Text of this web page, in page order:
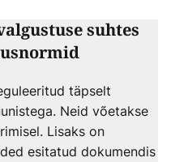
suhtes
täpselt
Neid võetakse
Lisaks on
esitatud dokumendis